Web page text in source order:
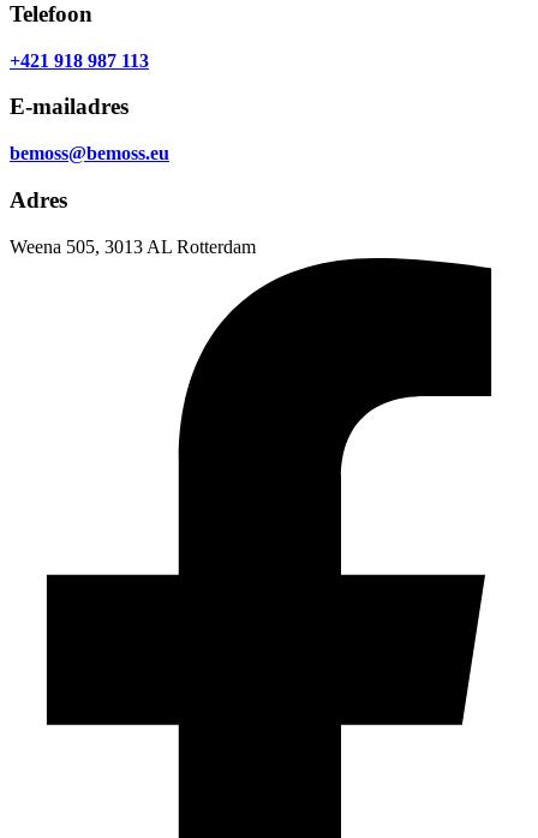
Telefoon
+421 918 987 113
E-mailadres
bemoss@bemoss.eu
Adres
Weena 505, 3013 AL Rotterdam